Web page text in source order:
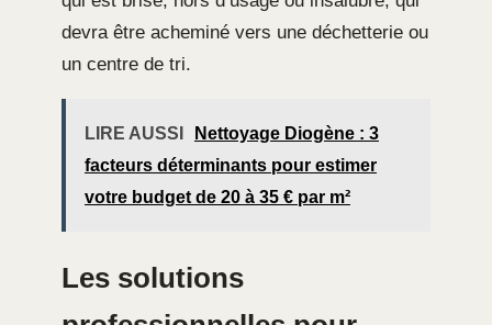
devra être acheminé vers une déchetterie ou
un centre de tri.
LIRE AUSSI
Nettoyage Diogène : 3
facteurs déterminants pour estimer
votre budget de 20 à 35 € par m²
Les solutions